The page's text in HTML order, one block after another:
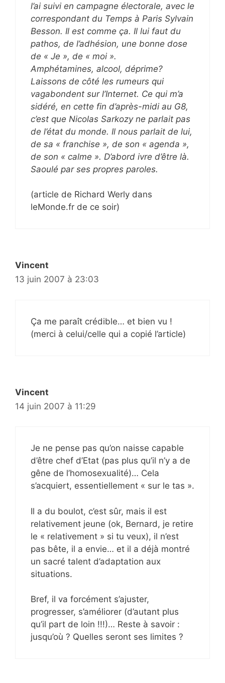
l’ai suivi en campagne électorale, avec le
correspondant du Temps à Paris Sylvain
Besson. Il est comme ça. Il lui faut du
pathos, de l’adhésion, une bonne dose
de « Je », de « moi ».
Amphétamines, alcool, déprime?
Laissons de côté les rumeurs qui
vagabondent sur l’Internet. Ce qui m’a
sidéré, en cette fin d’après-midi au G8,
c’est que Nicolas Sarkozy ne parlait pas
de l’état du monde. Il nous parlait de lui,
de sa « franchise », de son « agenda »,
de son « calme ». D’abord ivre d’être là.
Saoulé par ses propres paroles.
(article de Richard Werly dans
leMonde.fr de ce soir)
Vincent
13 juin 2007 à 23:03
Ça me paraît crédible… et bien vu !
(merci à celui/celle qui a copié l’article)
Vincent
14 juin 2007 à 11:29
Je ne pense pas qu’on naisse capable
d’être chef d’Etat (pas plus qu’il n’y a de
gêne de l’homosexualité)… Cela
s’acquiert, essentiellement « sur le tas ».
Il a du boulot, c’est sûr, mais il est
relativement jeune (ok, Bernard, je retire
le « relativement » si tu veux), il n’est
pas bête, il a envie… et il a déjà montré
un sacré talent d’adaptation aux
situations.
Bref, il va forcément s’ajuster,
progresser, s’améliorer (d’autant plus
qu’il part de loin !!!)… Reste à savoir :
jusqu’où ? Quelles seront ses limites ?